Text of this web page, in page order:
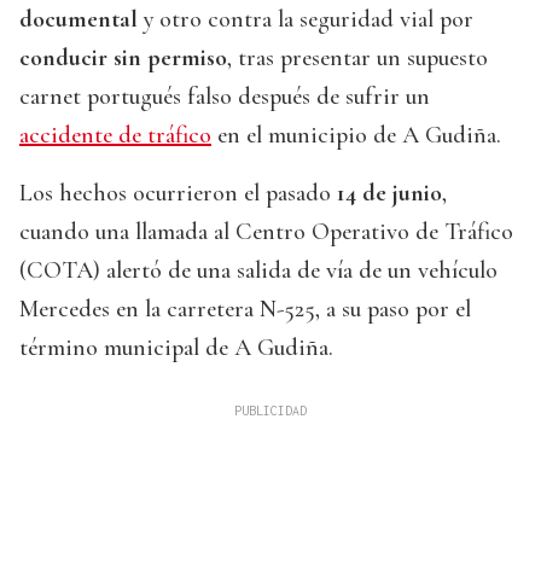
documental y otro contra la seguridad vial por
conducir sin permiso, tras presentar un supuesto
carnet portugués falso después de sufrir un
accidente de tráfico en el municipio de A Gudiña.
Los hechos ocurrieron el pasado 14 de junio,
cuando una llamada al Centro Operativo de Tráfico
(COTA) alertó de una salida de vía de un vehículo
Mercedes en la carretera N-525, a su paso por el
término municipal de A Gudiña.